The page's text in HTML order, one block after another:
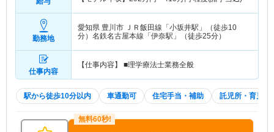
勤務地
愛知県 豊川市 ＪＲ飯田線「小坂井駅」（徒歩10
分）名鉄名古屋本線「伊奈駅」（徒歩25分）
仕事内容
【仕事内容】 ■理学療法士業務全般
駅から徒歩10分以内 車通勤可 住宅手当・補助 託児所・育児補